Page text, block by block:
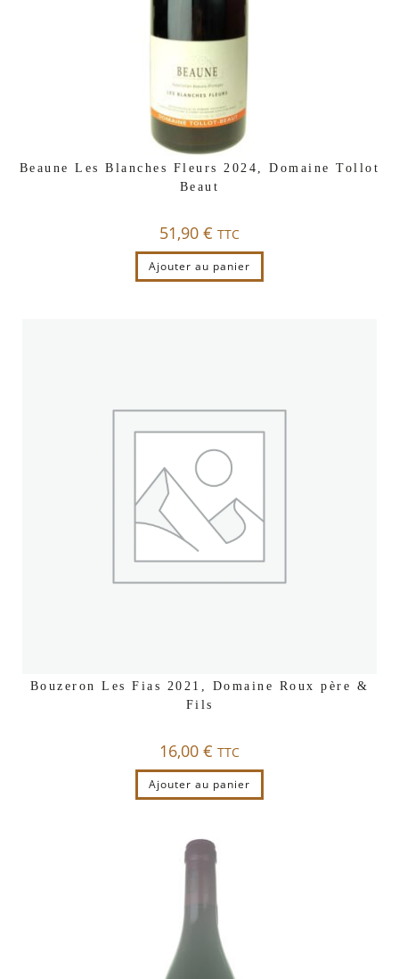
Beaune Les Blanches Fleurs 2024, Domaine Tollot
Beaut
51,90 € TTC
Ajouter au panier
Bouzeron Les Fias 2021, Domaine Roux père &
Fils
16,00 € TTC
Ajouter au panier